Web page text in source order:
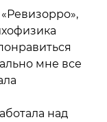
«Ревизорро»,
мне все
над